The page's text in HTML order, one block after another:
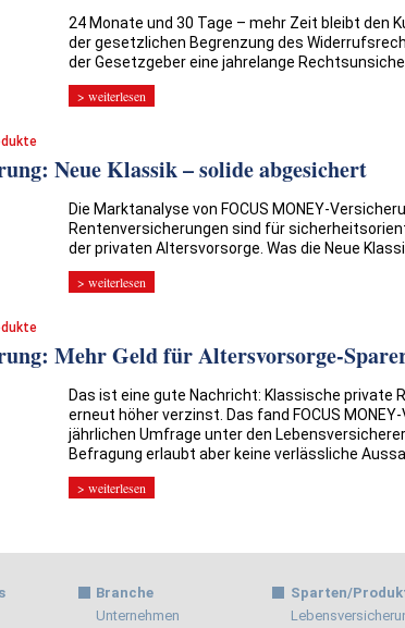
24 Monate und 30 Tage – mehr Zeit bleibt den
der gesetzlichen Begrenzung des
der Gesetzgeber eine jahrelange
> weiterlesen
Neue Klassik – solide abgesichert
Die Marktanalyse von FOCUS MONEY-
Rentenversicherungen sind für
der privaten Altersvorsorge. Was die Neue
> weiterlesen
Mehr Geld für Altersvorsorge-
Das ist eine gute Nachricht: Klassische private
erneut höher verzinst. Das fand FOCUS
jährlichen Umfrage unter den
Befragung erlaubt aber keine verlässliche
> weiterlesen
Branche
Unternehmen
Sparten/